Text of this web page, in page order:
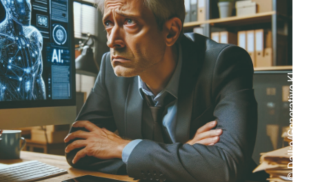
© Dall:e/Generative KI